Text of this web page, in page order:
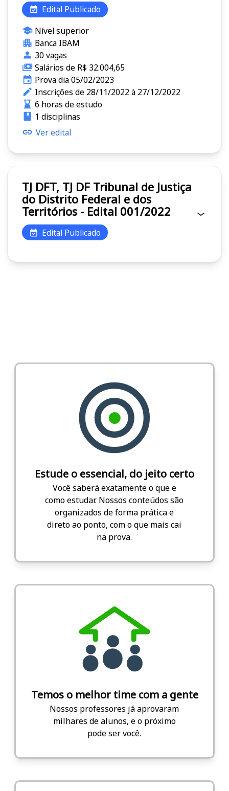
Edital Publicado
Nível superior
Banca IBAM
30 vagas
Salários de R$ 32.004,65
Prova dia 05/02/2023
Inscrições de 28/11/2022 à 27/12/2022
6 horas de estudo
1 disciplinas
Ver edital
TJ DFT, TJ DF Tribunal de Justiça
do Distrito Federal e dos
Territórios - Edital 001/2022
Edital Publicado
Estude o essencial, do jeito certo
Você saberá exatamente o que e
como estudar. Nossos conteúdos são
organizados de forma prática e
direto ao ponto, com o que mais cai
na prova.
Temos o melhor time com a gente
Nossos professores já aprovaram
milhares de alunos, e o próximo
pode ser você.